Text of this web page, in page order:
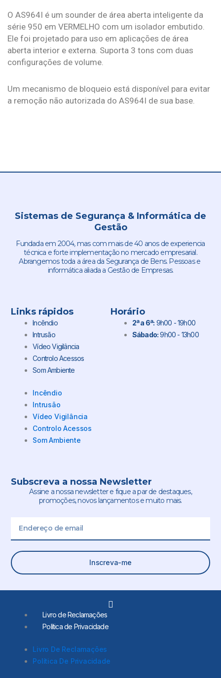
O AS964I é um sounder de área aberta inteligente da
série 950 em VERMELHO com um isolador embutido.
Ele foi projetado para uso em aplicações de área
aberta interior e externa. Suporta 3 tons com duas
configurações de volume.
Um mecanismo de bloqueio está disponível para evitar
a remoção não autorizada do AS964I de sua base.
Sistemas de Segurança & Informática de
Gestão
Fundada em 2004, mas com mais de 40 anos de experiencia
técnica e forte implementação no mercado empresarial.
Abrangemos toda a área da Segurança de Bens. Pessoas e
informática aliada a Gestão de Empresas.
Links rápidos
Incêndio
Intrusão
Vídeo Vigilância
Controlo Acessos
Som Ambiente
Incêndio
Intrusão
Vídeo Vigilância
Controlo Acessos
Som Ambiente
Horário
2ª a 6ª: 9h00 - 19h00
Sábado:9h00 - 13h00
Subscreva a nossa Newsletter
Assine a nossa newsletter e fique a par de destaques,
promoções, novos lançamentos e muito mais.
Inscreva-me
Livro de Reclamações
Política de Privacidade
Livro De Reclamações
Política De Privacidade
L
n